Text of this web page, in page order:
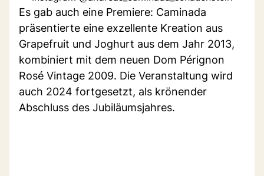
Es gab auch eine Premiere: Caminada
präsentierte eine exzellente Kreation aus
Grapefruit und Joghurt aus dem Jahr 2013,
kombiniert mit dem neuen Dom Pérignon
Rosé Vintage 2009. Die Veranstaltung wird
auch 2024 fortgesetzt, als krönender
Abschluss des Jubiläumsjahres.